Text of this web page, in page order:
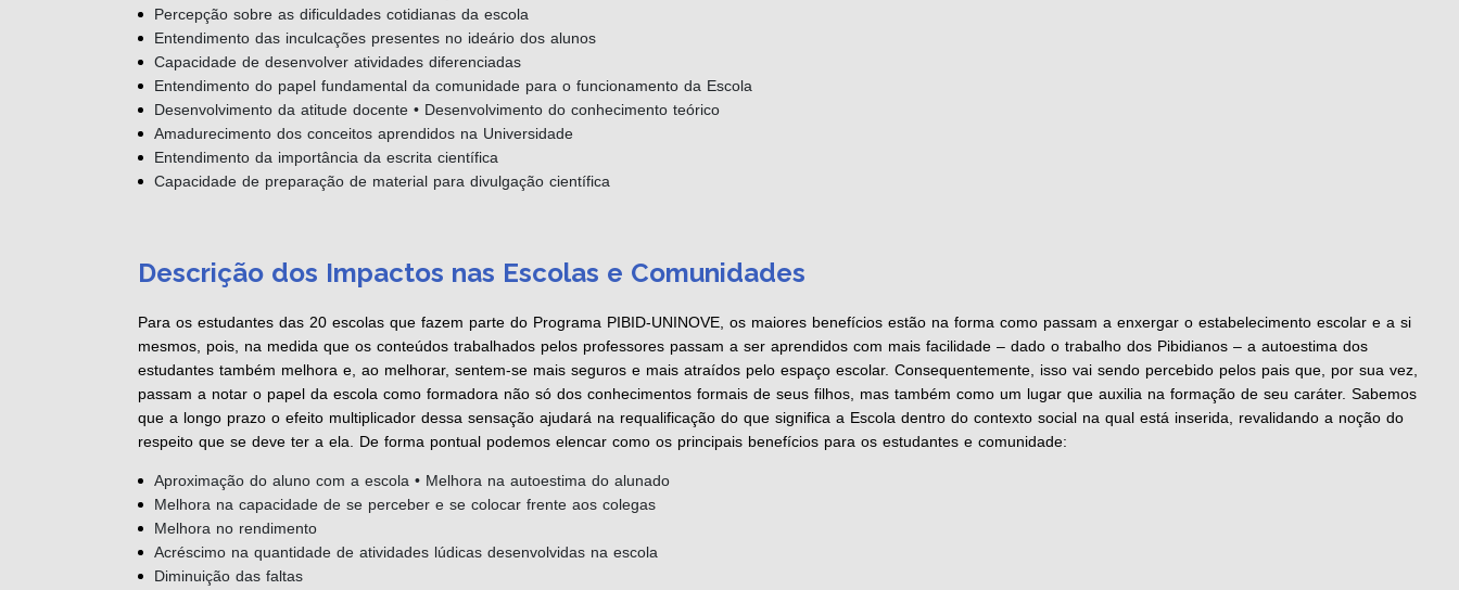
Percepção sobre as dificuldades cotidianas da escola
Entendimento das inculcações presentes no ideário dos alunos
Capacidade de desenvolver atividades diferenciadas
Entendimento do papel fundamental da comunidade para o funcionamento da Escola
Desenvolvimento da atitude docente • Desenvolvimento do conhecimento teórico
Amadurecimento dos conceitos aprendidos na Universidade
Entendimento da importância da escrita científica
Capacidade de preparação de material para divulgação científica
Descrição dos Impactos nas Escolas e Comunidades
Para os estudantes das 20 escolas que fazem parte do Programa PIBID-UNINOVE, os maiores benefícios estão na forma como passam a enxergar o estabelecimento escolar e a si
mesmos, pois, na medida que os conteúdos trabalhados pelos professores passam a ser aprendidos com mais facilidade – dado o trabalho dos Pibidianos – a autoestima dos
estudantes também melhora e, ao melhorar, sentem-se mais seguros e mais atraídos pelo espaço escolar. Consequentemente, isso vai sendo percebido pelos pais que, por sua vez,
passam a notar o papel da escola como formadora não só dos conhecimentos formais de seus filhos, mas também como um lugar que auxilia na formação de seu caráter. Sabemos
que a longo prazo o efeito multiplicador dessa sensação ajudará na requalificação do que significa a Escola dentro do contexto social na qual está inserida, revalidando a noção do
respeito que se deve ter a ela. De forma pontual podemos elencar como os principais benefícios para os estudantes e comunidade:
Aproximação do aluno com a escola • Melhora na autoestima do alunado
Melhora na capacidade de se perceber e se colocar frente aos colegas
Melhora no rendimento
Acréscimo na quantidade de atividades lúdicas desenvolvidas na escola
Diminuição das faltas